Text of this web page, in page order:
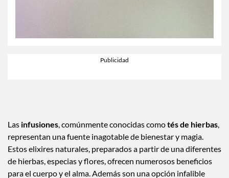
Las infusiones, comúnmente conocidas comotés de hierbas,
representan una fuente inagotable de bienestar y magia.
Estos elixires naturales, preparados a partir de una diferentes
de hierbas, especias y flores, ofrecen numerosos beneficios
para el cuerpo y el alma. Además son una opción infalible